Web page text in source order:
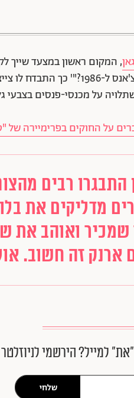
, המקום ראשון במצעד שייך
בין רוסיה לארה"ב? אז בעצם אנחנו נותנים
על מכנסי-פנסים בצבעי
על החוקים בפרימיירה של
רבים
מדליקים את
ואוהב את
ארנק זה חשוב.
למייל? הירשמי
שלחי